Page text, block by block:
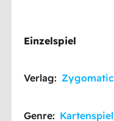
Einzelspiel
Verlag: Zygomatic
Genre: Kartenspiel